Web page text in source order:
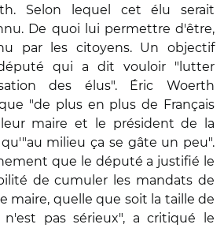
Selon lequel cet élu serait
De quoi lui permettre d'être,
par les citoyens. Un objectif
qui a dit vouloir "lutter
des élus". Éric Woerth
"de plus en plus de Français
maire et le président de la
milieu ça se gâte un peu".
que le député a justifié le
de cumuler les mandats de
maire, quelle que soit la taille de
n'est pas sérieux", a critiqué le